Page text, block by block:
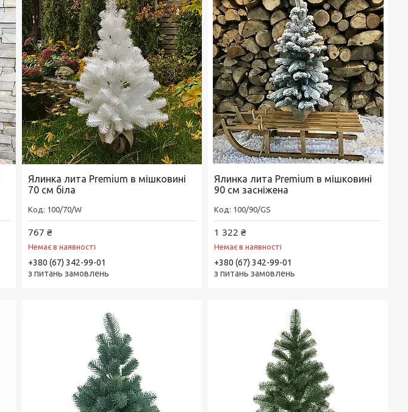
Ялинка лита Premium в мішковині
70 см біла
100/70/W
767 ₴
Немає в наявності
+380 (67) 342-99-01
з питань замовлень
Ялинка лита Premium в мішковині
90 см засніжена
100/90/GS
1 322 ₴
Немає в наявності
+380 (67) 342-99-01
з питань замовлень